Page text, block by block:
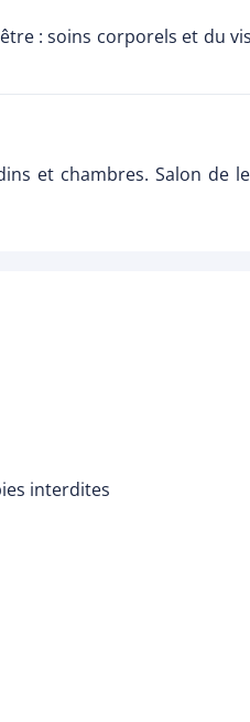
: soins corporels et du
et chambres. Salon de
interdites